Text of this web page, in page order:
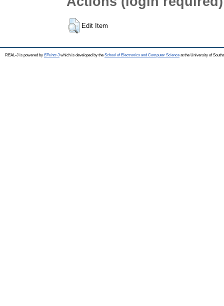
Edit Item
REAL-J is powered by EPrints 3which is developed by the School of Electronics and Computer Science at the University of